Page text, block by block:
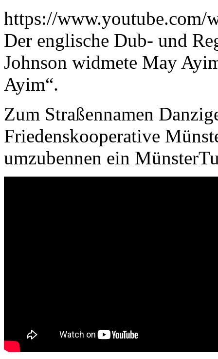
https://
Der englische Dub- und
Johnson widmete May
Ayim“.
Zum Straßennamen
Friedenskooperative
umzubennen ein